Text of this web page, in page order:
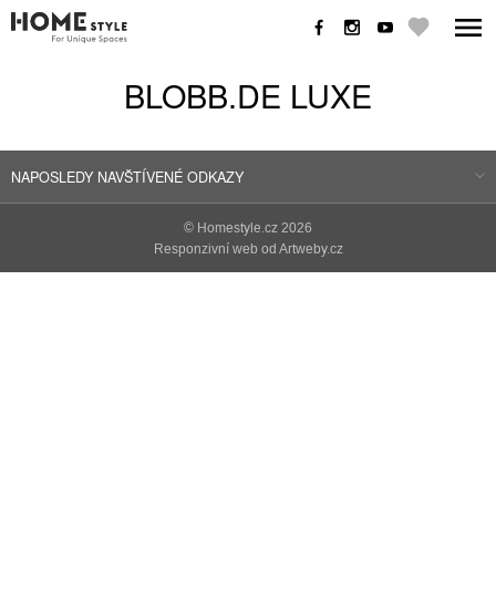
BLOBB.DE LUXE
NAPOSLEDY NAVŠTÍVENÉ ODKAZY
© Homestyle.cz 2026
Responzivní web od Artweby.cz